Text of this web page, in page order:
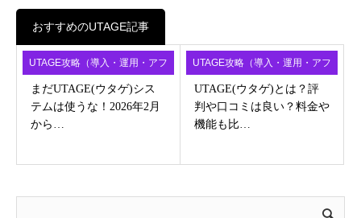
おすすめのUTAGE記事
UTAGE攻略（導入・運用・アフ
ィ）
まだUTAGE(ウタゲ)シス
テムは使うな！2026年2月
から…
UTAGE攻略（導入・運用・アフ
ィ）
UTAGE(ウタゲ)とは？評
判や口コミは良い？料金や
機能も比…